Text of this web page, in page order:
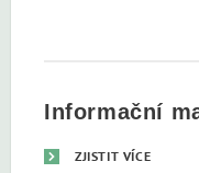
Informační
ZJISTIT VÍCE